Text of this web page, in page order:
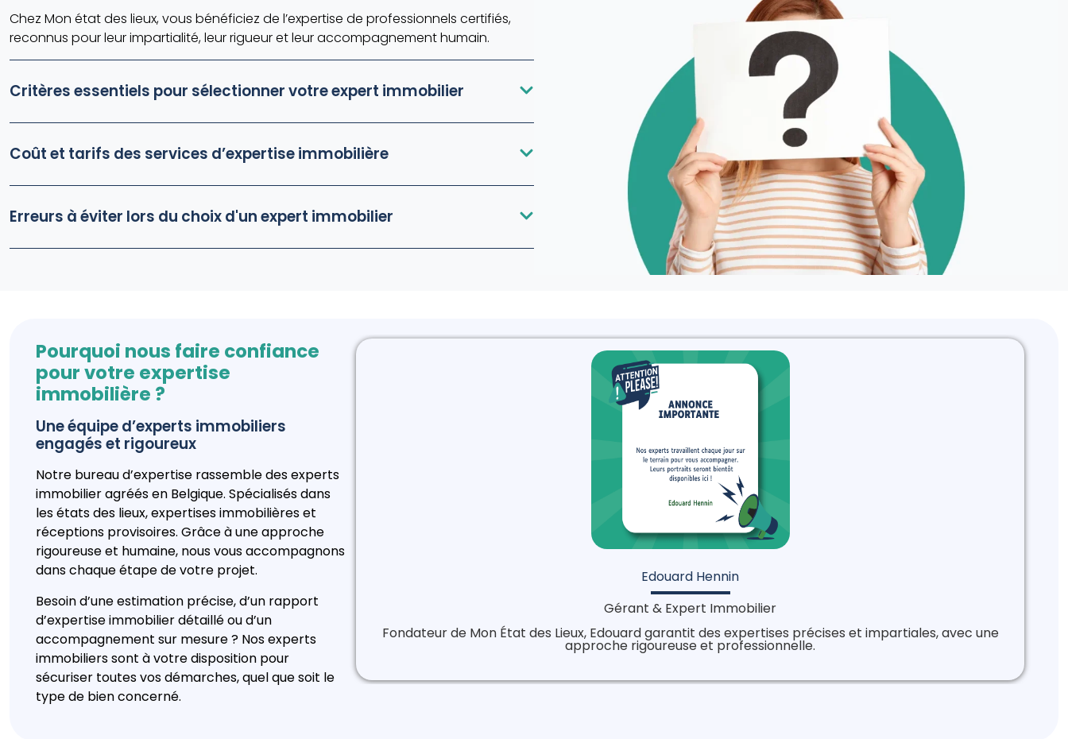
Chez Mon état des lieux, vous bénéficiez de l’expertise de professionnels certifiés,
reconnus pour leur impartialité, leur rigueur et leur accompagnement humain.
Critères essentiels pour sélectionner votre expert immobilier
Coût et tarifs des services d’expertise immobilière
Erreurs à éviter lors du choix d'un expert immobilier
Pourquoi nous faire confiance
pour votre expertise
immobilière ?
Une équipe d’experts immobiliers
engagés et rigoureux
Notre bureau d’expertise rassemble des experts
immobilier agréés en Belgique. Spécialisés dans
les états des lieux, expertises immobilières et
réceptions provisoires. Grâce à une approche
rigoureuse et humaine, nous vous accompagnons
dans chaque étape de votre projet.
Besoin d’une estimation précise, d’un rapport
d’expertise immobilier détaillé ou d’un
accompagnement sur mesure ? Nos experts
immobiliers sont à votre disposition pour
sécuriser toutes vos démarches, quel que soit le
type de bien concerné.
Edouard Hennin
Gérant & Expert Immobilier
Fondateur de Mon État des Lieux, Edouard garantit des expertises précises et impartiales, avec une
approche rigoureuse et professionnelle.